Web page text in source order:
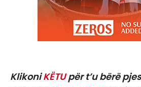
KlikoniKËTUpër t’u bërë